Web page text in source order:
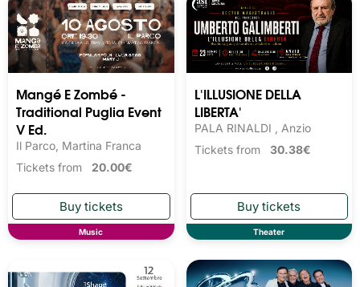
Mangé E Zombé -
Traditional Puglia Event
V Ed.
Il Parco, Martina Franca
Tickets from 20.00€
Music
L'ILLUSIONE DELLA
LIBERTA'
PALA RINALDI , Anzio
Tickets from 30.38€
Theater